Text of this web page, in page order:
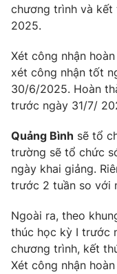
® Cấm sao chép dưới
thông tin từ website
chương trình và
2025.
Xét công nhận
xét công nhận tốt
30/6/2025. Hoàn
trước ngày 31/7/
Quảng Bình sẽ tổ
trường sẽ tổ chức
ngày khai giảng.
trước 2 tuần so với
Ngoài ra, theo
thúc học kỳ I trước
chương trình, kết
Xét công nhận